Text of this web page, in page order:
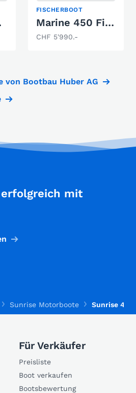
FISCHERBOOT
Marine 450 Fish- Aluboot
CHF 5'990.-
von Bootbau Huber AG
mit
Sunrise Motorboote Sunrise 410
Für Verkäufer
Preisliste
Boot verkaufen
Bootsbewertung